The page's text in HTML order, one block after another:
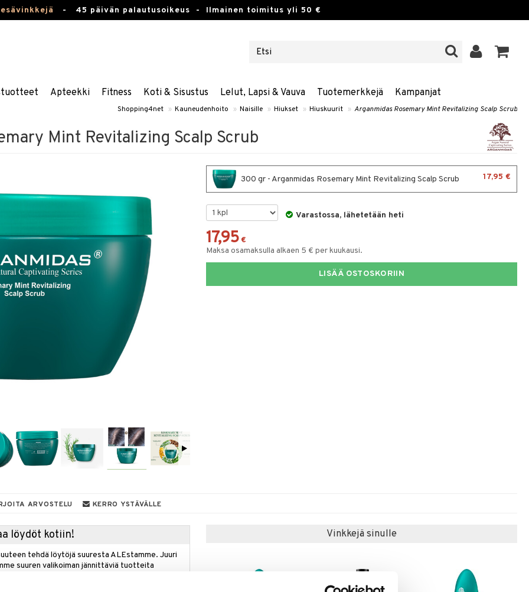
- 45 päivän palautusoikeus - Ilmainen toimitus yli 50 €
Apteekki Fitness Koti & Sisustus Lelut, Lapsi & Vauva Tuotemerkkejä Kampanjat
Shopping4net » Kauneudenhoito » Naisille » Hiukset » Hiuskuurit » Arganmidas Rosemary Mint Revitalizing Scalp Scrub
Mint Revitalizing Scalp Scrub
300 gr - Arganmidas Rosemary Mint Revitalizing Scalp Scrub 17,95 €
Varastossa, lähetetään heti
17,95 €
Maksa osamaksulla alkaen 5 € per kuukausi.
LISÄÄ OSTOSKORIIN
ARVOSTELU KERRO YSTÄVÄLLE
löydöt kotiin!
tehdä löytöjä suuresta ALEstamme. Juuri
suuren valikoiman jännittäviä tuotteita
Vinkkejä sinulle